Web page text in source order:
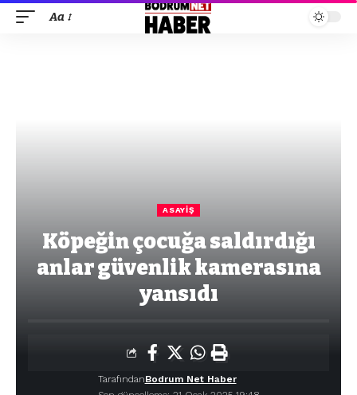
Aa
ASAYIŞ
Köpeğin çocuğa saldırdığı
anlar güvenlik kamerasına
yansıdı
TarafındanBodrum Net Haber